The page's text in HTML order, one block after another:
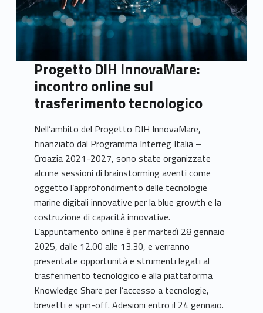
Progetto DIH InnovaMare:
incontro online sul
trasferimento tecnologico
Nell’ambito del Progetto DIH InnovaMare,
finanziato dal Programma Interreg Italia –
Croazia 2021-2027, sono state organizzate
alcune sessioni di brainstorming aventi come
oggetto l’approfondimento delle tecnologie
marine digitali innovative per la blue growth e la
costruzione di capacità innovative.
L’appuntamento online è per martedì 28 gennaio
2025, dalle 12.00 alle 13.30, e verranno
presentate opportunità e strumenti legati al
trasferimento tecnologico e alla piattaforma
Knowledge Share per l’accesso a tecnologie,
brevetti e spin-off. Adesioni entro il 24 gennaio.